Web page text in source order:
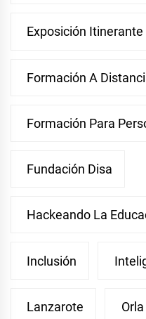
Exposición Itinerante
Formación A
Formación Para
Fundación Disa
Hackeando La
Inclusión
Lanzarote